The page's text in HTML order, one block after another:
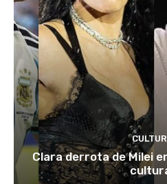
Clara derrota de Milei